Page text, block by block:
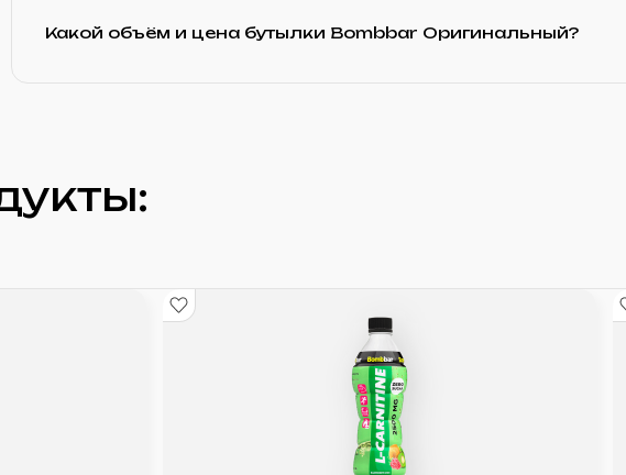
Какой объём и цена бутылки Bombbar Оригинальный?